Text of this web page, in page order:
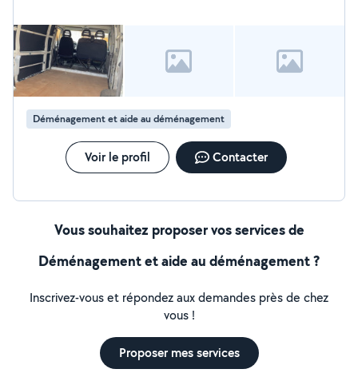
Déménagement et aide au déménagement
Voir le profil Contacter
Vous souhaitez proposer vos services de
Déménagement et aide au déménagement ?
Inscrivez-vous et répondez aux demandes près de chez
vous !
Proposer mes services